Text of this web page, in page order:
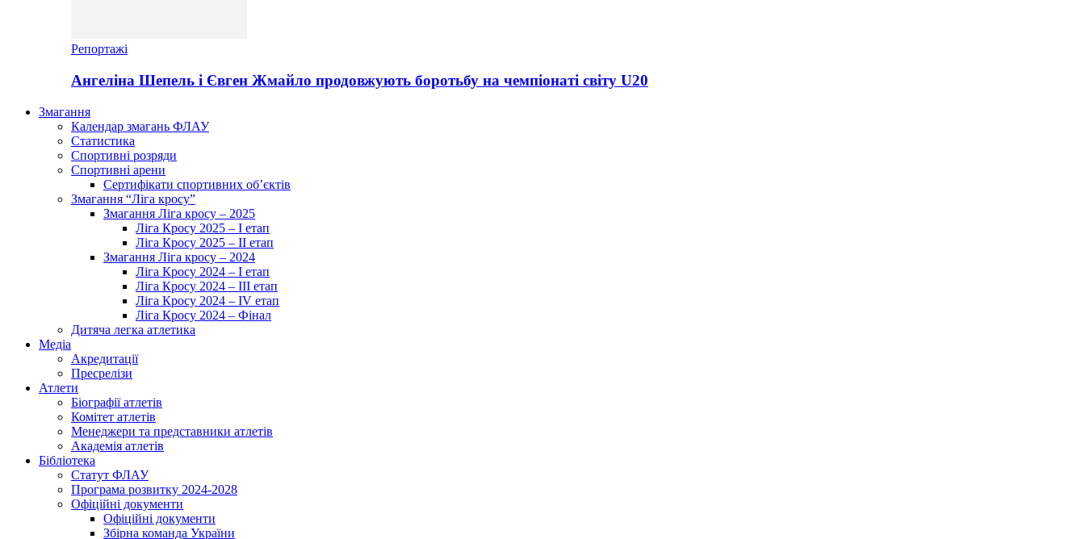
Репортажі
Ангеліна Шепель і Євген Жмайло продовжують боротьбу на чемпіонаті світу U20
Змагання
Календар змагань ФЛАУ
Статистика
Спортивні розряди
Спортивні арени
Сертифікати спортивних об’єктів
Змагання “Ліга кросу”
Змагання Ліга кросу – 2025
Ліга Кросу 2025 – I етап
Ліга Кросу 2025 – II етап
Змагання Ліга кросу – 2024
Ліга Кросу 2024 – I етап
Ліга Кросу 2024 – III етап
Ліга Кросу 2024 – IV етап
Ліга Кросу 2024 – Фінал
Дитяча легка атлетика
Медіа
Акредитації
Пресрелізи
Атлети
Біографії атлетів
Комітет атлетів
Менеджери та представники атлетів
Академія атлетів
Бібліотека
Статут ФЛАУ
Програма розвитку 2024-2028
Офіційні документи
Офіційні документи
Збірна команда України